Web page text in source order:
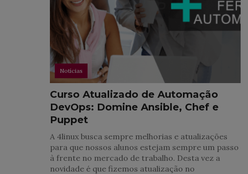
Notícias
Curso Atualizado de Automação
DevOps: Domine Ansible, Chef e
Puppet
A 4linux busca sempre melhorias e atualizações
para que nossos alunos estejam sempre um passo
à frente no mercado de trabalho. Desta vez a
novidade é que fizemos atualização no